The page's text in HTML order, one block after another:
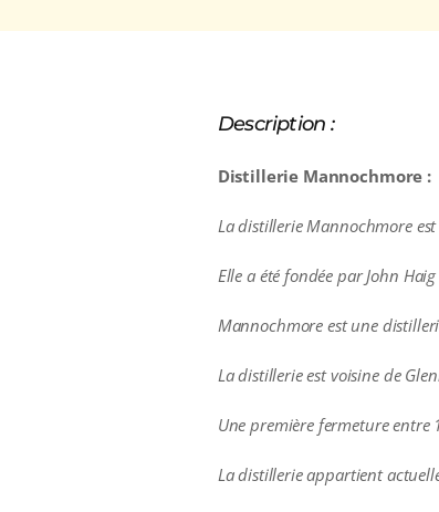
Description :
Distillerie Mannochmore :
La distillerie Mannochmore est
Elle a été fondée par John
Mannochmore est une
La distillerie est voisine de
Une première fermeture entre
La distillerie appartient